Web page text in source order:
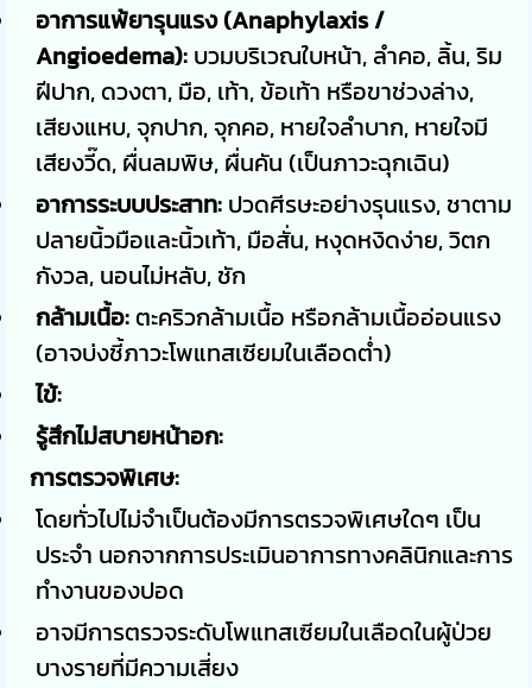
อาการแพ้ยารุนแรง (Anaphylaxis /
Angioedema): บวมบริเวณใบหน้า, ลำคอ, ลิ้น, ริม
ฝีปาก, ดวงตา, มือ, เท้า, ข้อเท้า หรือขาช่วงล่าง,
เสียงแหบ, จุกปาก, จุกคอ, หายใจลำบาก, หายใจมี
เสียงวี๊ด, ผื่นลมพิษ, ผื่นคัน (เป็นภาวะฉุกเฉิน)
อาการระบบประสาท: ปวดศีรษะอย่างรุนแรง, ชาตาม
ปลายนิ้วมือและนิ้วเท้า, มือสั่น, หงุดหงิดง่าย, วิตก
กังวล, นอนไม่หลับ, ชัก
กล้ามเนื้อ:ตะคริวกล้ามเนื้อ หรือกล้ามเนื้ออ่อนแรง
(อาจบ่งชี้ภาวะโพแทสเซียมในเลือดต่ำ)
ไข้:
รู้สึกไม่สบายหน้าอก:
การตรวจพิเศษ:
โดยทั่วไปไม่จำเป็นต้องมีการตรวจพิเศษใดๆ เป็น
ประจำ นอกจากการประเมินอาการทางคลินิกและการ
ทำงานของปอด
อาจมีการตรวจระดับโพแทสเซียมในเลือดในผู้ป่วย
บางรายที่มีความเสี่ยง